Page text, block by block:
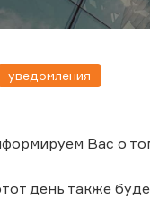
уведомления
Вас о
день также